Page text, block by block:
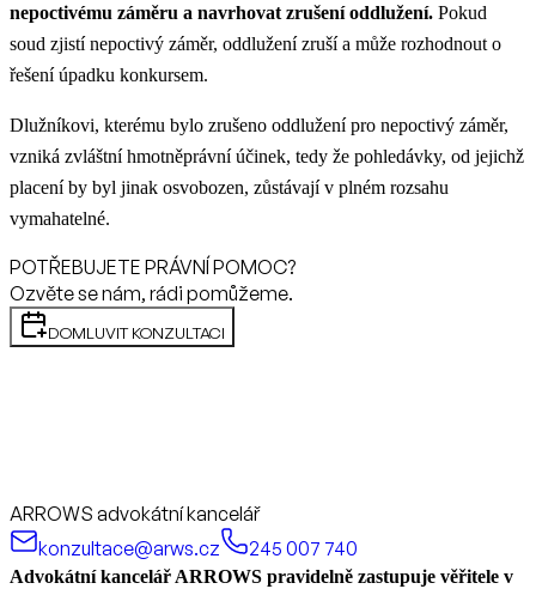
nepoctivému záměru a navrhovat zrušení oddlužení. Pokud
soud zjistí nepoctivý záměr, oddlužení zruší a může rozhodnout o
řešení úpadku konkursem.
Dlužníkovi, kterému bylo zrušeno oddlužení pro nepoctivý záměr,
vzniká zvláštní hmotněprávní účinek, tedy že pohledávky, od jejichž
placení by byl jinak osvobozen, zůstávají v plném rozsahu
vymahatelné.
POTŘEBUJETE PRÁVNÍ POMOC?
Ozvěte se nám, rádi pomůžeme.
DOMLUVIT KONZULTACI
ARROWS advokátní kancelář
konzultace@arws.cz
245 007 740
Advokátní kancelář ARROWS pravidelně zastupuje věřitele v